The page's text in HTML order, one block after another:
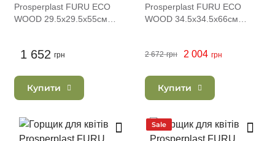
Prosperplast FURU ECO
WOOD 29.5х29.5х55см
4625)
1 652 грн
Купити
Prosperplast FURU ECO
WOOD 34.5х34.5х66см
4665)
2 672 грн 2 004 грн
Купити
Sale